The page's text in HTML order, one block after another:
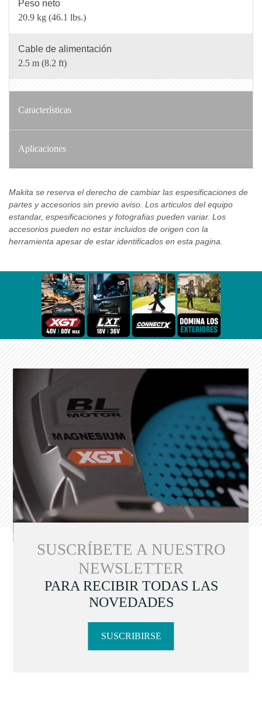
Peso neto
20.9 kg (46.1 lbs.)
Cable de alimentación
2.5 m (8.2 ft)
Características
Aplicaciones
Makita se reserva el derecho de cambiar las espesificaciones de
partes y accesorios sin previo aviso. Los articulos del equipo
estandar, espesificaciones y fotografias pueden variar. Los
accesorios pueden no estar incluidos de origen con la
herramienta apesar de estar identificados en esta pagina.
SUSCRÍBETE A NUESTRO
NEWSLETTER
PARA RECIBIR TODAS LAS
NOVEDADES
SUSCRIBIRSE